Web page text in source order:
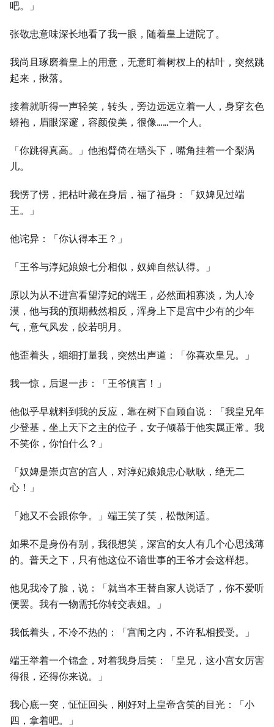
吧。」
张敬忠意味深长地看了我一眼，随着皇上进院了。
我尚且琢磨着皇上的用意，无意盯着树杈上的枯叶，突然跳
起来，揪落。
接着就听得一声轻笑，转头，旁边远远立着一人，身穿玄色
蟒袍，眉眼深邃，容颜俊美，很像……一个人。
「你跳得真高。」他抱臂倚在墙头下，嘴角挂着一个梨涡
儿。
我愣了愣，把枯叶藏在身后，福了福身：「奴婢见过端
王。」
他诧异：「你认得本王？」
「王爷与淳妃娘娘七分相似，奴婢自然认得。」
原以为从不进宫看望淳妃的端王，必然面相寡淡，为人冷
漠，他与我的预期截然相反，浑身上下是宫中少有的少年
气，意气风发，皎若明月。
他歪着头，细细打量我，突然出声道：「你喜欢皇兄。」
我一惊，后退一步：「王爷慎言！」
他似乎早就料到我的反应，靠在树下自顾自说：「我皇兄年
少登基，坐上天下之主的位子，女子倾慕于他实属正常。我
不笑你，你怕什么？」
「奴婢是崇贞宫的宫人，对淳妃娘娘忠心耿耿，绝无二
心！」
「她又不会跟你争。」端王笑了笑，松散闲适。
如果不是身份有别，我很想笑，深宫的女人有几个心思浅薄
的。普天之下，只有他这位不谙世事的王爷才会这样想。
他见我冷了脸，说：「就当本王替自家人说话了，你不爱听
便罢。我有一物需托你转交表姐。」
我低着头，不冷不热的：「宫闱之内，不许私相授受。」
端王举着一个锦盒，对着我身后笑：「皇兄，这小宫女厉害
得很，还得你来说。」
我心底一突，怔怔回头，刚好对上皇帝含笑的目光：「小
四，拿着吧。」